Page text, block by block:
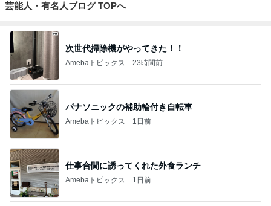
芸能人・有名人ブログ TOPへ
次世代掃除機がやってきた！！
Amebaトピックス 23時間前
パナソニックの補助輪付き自転車
Amebaトピックス 1日前
仕事合間に誘ってくれた外食ランチ
Amebaトピックス 1日前